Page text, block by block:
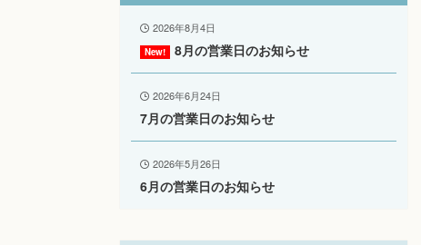
2026年8月4日
8月の営業日のお知らせ
2026年6月24日
7月の営業日のお知らせ
2026年5月26日
6月の営業日のお知らせ